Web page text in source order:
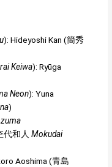
): Hideyoshi Kan (簡秀
Keiwa): Ryūga
Neon): Yuna
)
代和人 Mokudai
Aoshima (青島